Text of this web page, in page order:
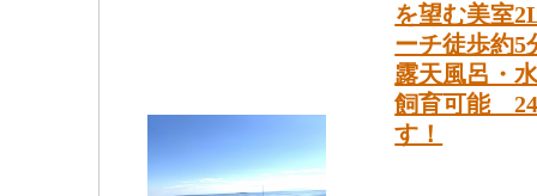
を望む美室
ーチ徒歩約
露天風呂・
飼育可能 24
す！